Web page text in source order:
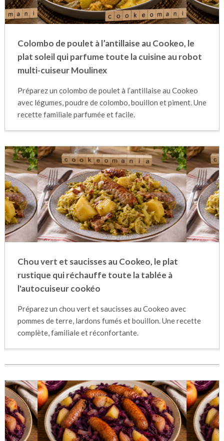
Colombo de poulet à l’antillaise au Cookeo, le
plat soleil qui parfume toute la cuisine au robot
multi-cuiseur Moulinex
Préparez un colombo de poulet à l’antillaise au Cookeo
avec légumes, poudre de colombo, bouillon et piment. Une
recette familiale parfumée et facile.
Chou vert et saucisses au Cookeo, le plat
rustique qui réchauffe toute la tablée à
l'autocuiseur cookéo
Préparez un chou vert et saucisses au Cookeo avec
pommes de terre, lardons fumés et bouillon. Une recette
complète, familiale et réconfortante.